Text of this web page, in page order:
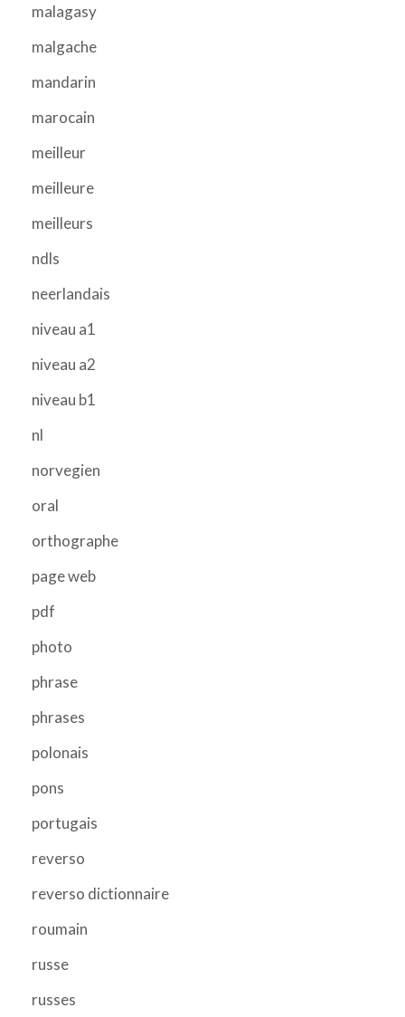
malagasy
malgache
mandarin
marocain
meilleur
meilleure
meilleurs
ndls
neerlandais
niveau a1
niveau a2
niveau b1
nl
norvegien
oral
orthographe
page web
pdf
photo
phrase
phrases
polonais
pons
portugais
reverso
reverso dictionnaire
roumain
russe
russes